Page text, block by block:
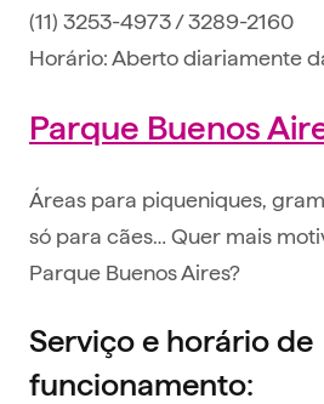
(11) 3253-4973 / 3289-2160
Horário: Aberto diariamente
Parque Buenos
Áreas para piqueniques,
só para cães… Quer mais
Parque Buenos Aires?
Serviço e horário de
funcionamento: